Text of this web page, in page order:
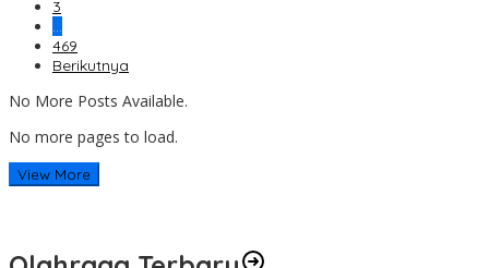
3
…
469
Berikutnya
No More Posts Available.
No more pages to load.
View More